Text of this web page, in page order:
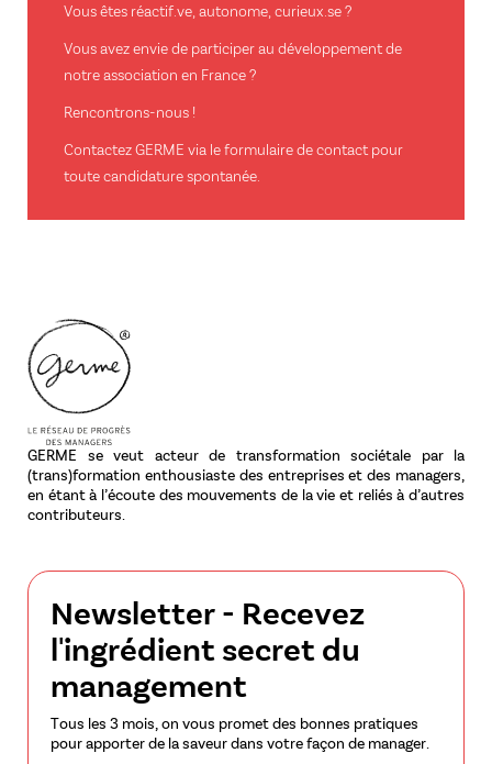
Vous êtes réactif.ve, autonome, curieux.se ?
Vous avez envie de participer au développement de
notre association en France ?
Rencontrons-nous !
Contactez GERME via le formulaire de contact pour
toute candidature spontanée.
GERME se veut acteur de transformation sociétale par la
(trans)formation enthousiaste des entreprises et des managers,
en étant à l’écoute des mouvements de la vie et reliés à d’autres
contributeurs.
Newsletter - Recevez
l'ingrédient secret du
management
Tous les 3 mois, on vous promet des bonnes pratiques
pour apporter de la saveur dans votre façon de manager.